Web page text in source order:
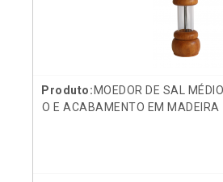
MOEDOR DE SAL
O E ACABAMENTO EM MADEIRA